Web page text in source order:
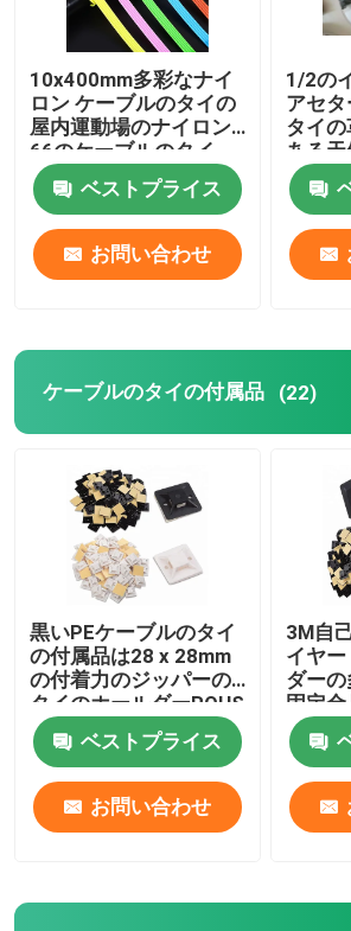
10x400mm多彩なナイ
ロン ケーブルのタイの
屋内運動場のナイロン
66のケーブルのタイ
ベストプライス
お問い合わせ
1/2の
アセ
タイ
ある
ケーブルのタイの付属品 (22)
黒いPEケーブルのタイ
の付属品は28 x 28mm
の付着力のジッパーの
タイのホールダーROHS
承認した
ベストプライス
お問い合わせ
3M自
イヤ
ダー
固定
ザー